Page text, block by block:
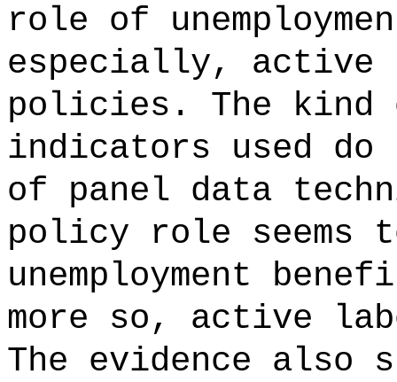
role of
especially, active
policies. The kind
indicators used
of panel data
policy role seems
unemployment
more so, active
The evidence also